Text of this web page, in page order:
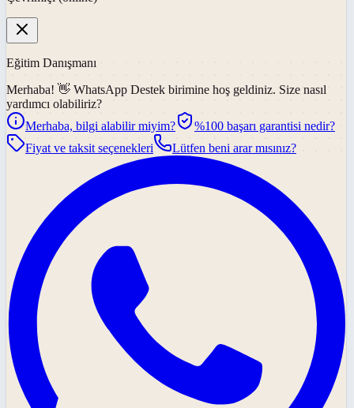
Eğitim Danışmanı
Merhaba! 👋 WhatsApp Destek birimine hoş geldiniz. Size nasıl
yardımcı olabiliriz?
Merhaba, bilgi alabilir miyim?
%100 başarı garantisi nedir?
Fiyat ve taksit seçenekleri
Lütfen beni arar mısınız?